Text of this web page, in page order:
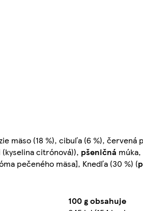
mäso (18 %), cibuľa (6 %),
citrónová)), pšeničná
pečeného mäsa], Knedľa (30 %) (
100 g obsahuje